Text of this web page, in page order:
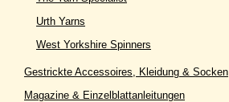
Urth Yarns
West Yorkshire Spinners
Gestrickte Accessoires, Kleidung & Socken
Magazine & Einzelblattanleitungen